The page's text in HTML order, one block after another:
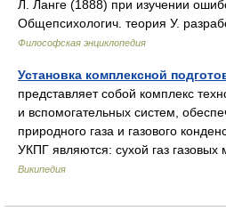
Л. Ланге (1888) при изучении
Общепсихологич. теория У.
Философская энциклопедия
Установка комплексной
представляет собой комплекс
и вспомогательных систем,
природного газа и газового
УКПГ являются: сухой газ
Википедия